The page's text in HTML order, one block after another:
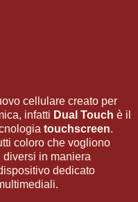
cellulare creato per
infatti Dual Touch è il
touchscreen.
coloro che vogliono
in maniera
dedicato